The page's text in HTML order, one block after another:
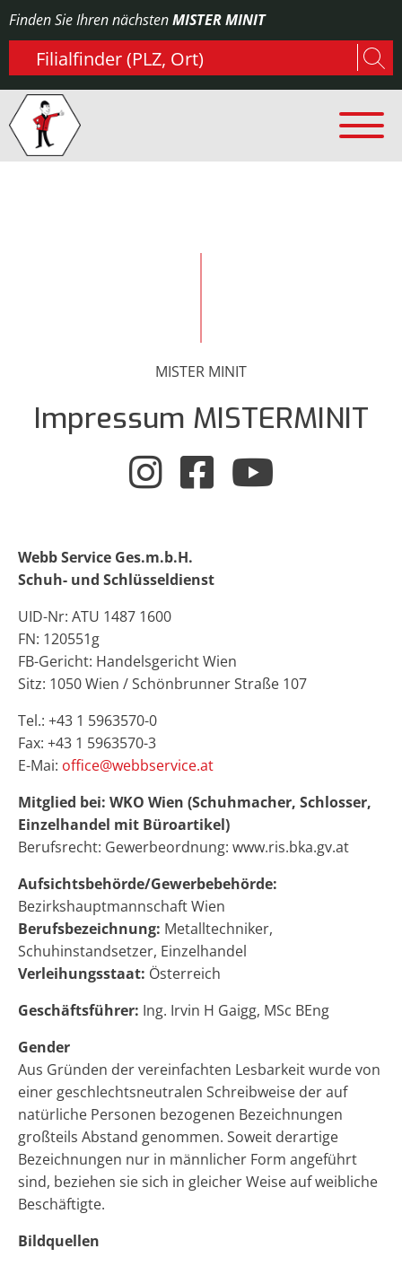
Finden Sie Ihren nächstenMISTER MINIT
Type 2 or more characters for results.
MISTER MINIT
Impressum MISTERMINIT
Webb Service Ges.m.b.H.
Schuh- und Schlüsseldienst
UID-Nr: ATU 1487 1600
FN: 120551g
FB-Gericht: Handelsgericht Wien
Sitz: 1050 Wien / Schönbrunner Straße 107
Tel.: +43 1 5963570-0
Fax: +43 1 5963570-3
E-Mai: office@webbservice.at
Mitglied bei: WKO Wien (Schuhmacher, Schlosser,
Einzelhandel mit Büroartikel)
Berufsrecht: Gewerbeordnung: www.ris.bka.gv.at
Aufsichtsbehörde/Gewerbebehörde:
Bezirkshauptmannschaft Wien
Berufsbezeichnung: Metalltechniker,
Schuhinstandsetzer, Einzelhandel
Verleihungsstaat: Österreich
Geschäftsführer: Ing. Irvin H Gaigg, MSc BEng
Gender
Aus Gründen der vereinfachten Lesbarkeit wurde von
einer geschlechtsneutralen Schreibweise der auf
natürliche Personen bezogenen Bezeichnungen
großteils Abstand genommen. Soweit derartige
Bezeichnungen nur in männlicher Form angeführt
sind, beziehen sie sich in gleicher Weise auf weibliche
Beschäftigte.
Bildquellen